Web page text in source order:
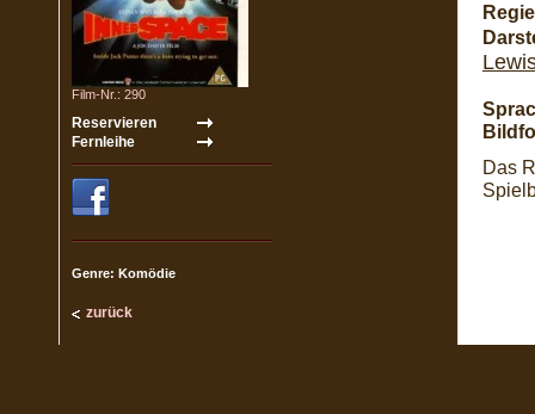
Film-Nr.: 290
Genre: Komödie
zurück
Das